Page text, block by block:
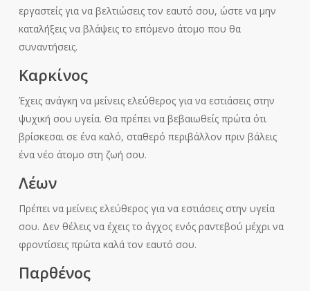
εργαστείς για να βελτιώσεις τον εαυτό σου, ώστε να μην
καταλήξεις να βλάψεις το επόμενο άτομο που θα
συναντήσεις.
Καρκίνος
Έχεις ανάγκη να μείνεις ελεύθερος για να εστιάσεις στην
ψυχική σου υγεία. Θα πρέπει να βεβαιωθείς πρώτα ότι
βρίσκεσαι σε ένα καλό, σταθερό περιβάλλον πριν βάλεις
ένα νέο άτομο στη ζωή σου.
Λέων
Πρέπει να μείνεις ελεύθερος για να εστιάσεις στην υγεία
σου. Δεν θέλεις να έχεις το άγχος ενός ραντεβού μέχρι να
φροντίσεις πρώτα καλά τον εαυτό σου.
Παρθένος